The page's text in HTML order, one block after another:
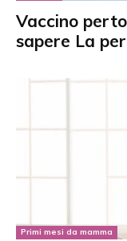
Vaccino
sapere La
Primi mesi da mamma